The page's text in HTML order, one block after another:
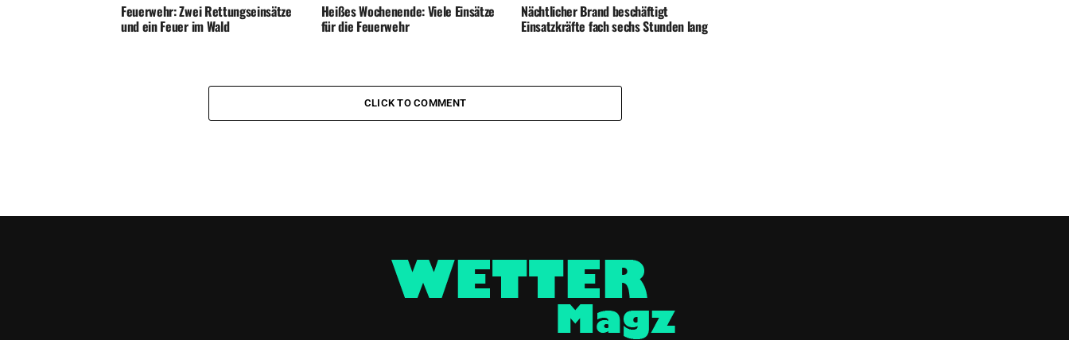
Feuerwehr: Zwei Rettungseinsätze
und ein Feuer im Wald
Heißes Wochenende: Viele Einsätze
für die Feuerwehr
Nächtlicher Brand beschäftigt
Einsatzkräfte fach sechs Stunden lang
CLICK TO COMMENT